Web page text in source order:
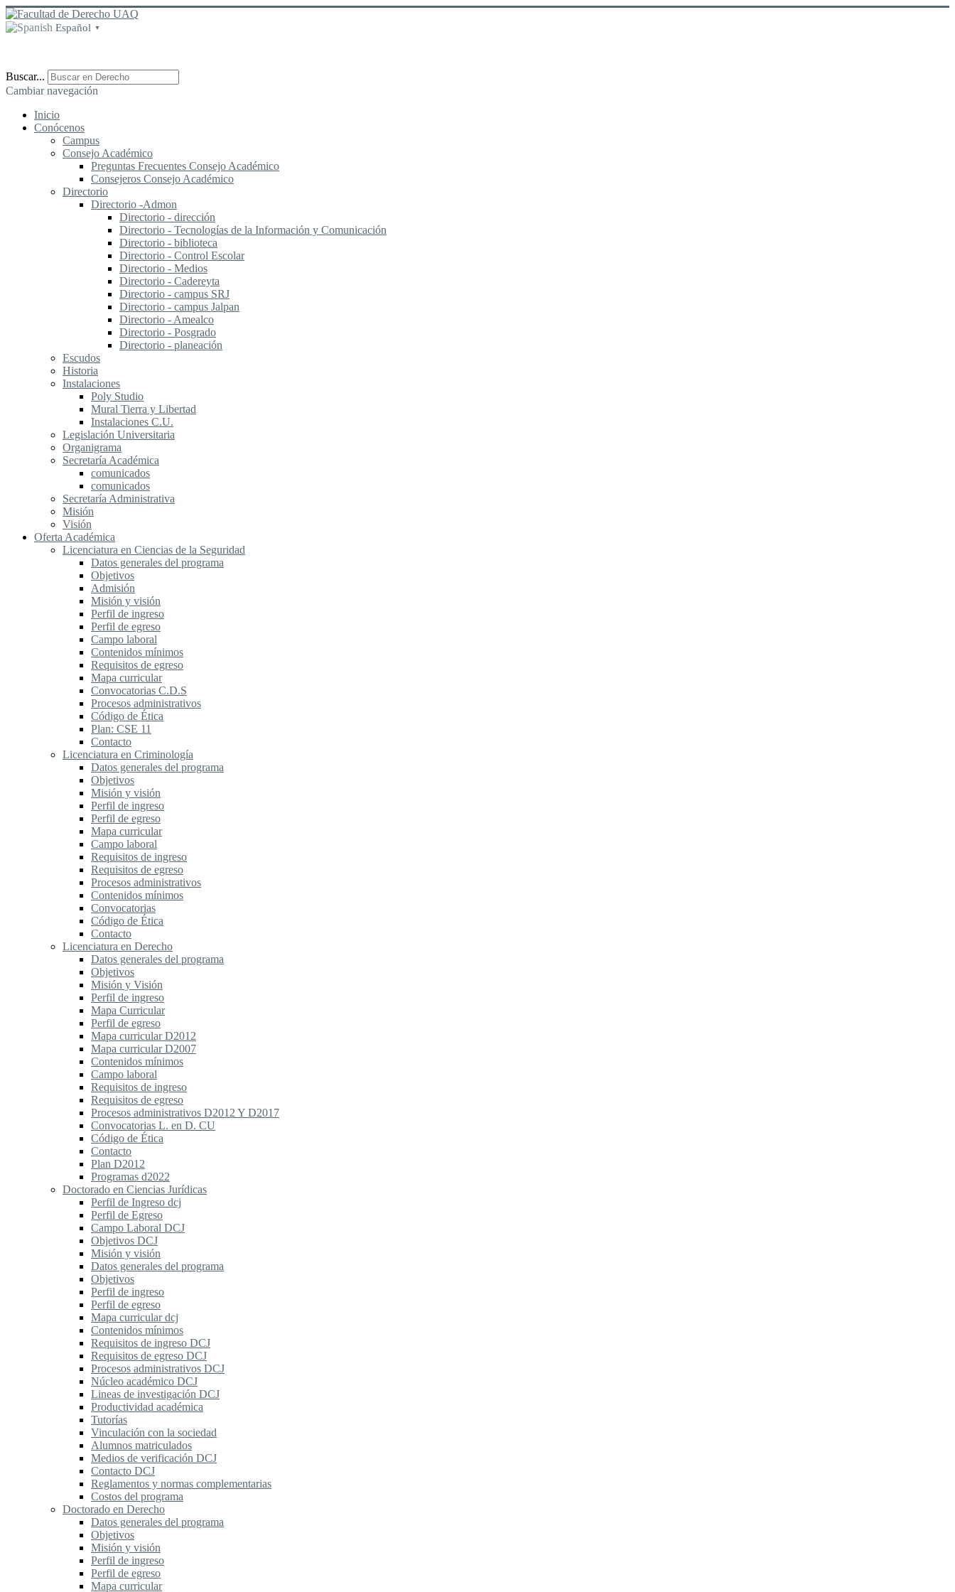
Español ▼
Buscar...
Cambiar navegación
Inicio
Conócenos
Campus
Consejo Académico
Preguntas Frecuentes Consejo Académico
Consejeros Consejo Académico
Directorio
Directorio -Admon
Directorio - dirección
Directorio - Tecnologías de la Información y Comunicación
Directorio - biblioteca
Directorio - Control Escolar
Directorio - Medios
Directorio - Cadereyta
Directorio - campus SRJ
Directorio - campus Jalpan
Directorio - Amealco
Directorio - Posgrado
Directorio - planeación
Escudos
Historia
Instalaciones
Poly Studio
Mural Tierra y Libertad
Instalaciones C.U.
Legislación Universitaria
Organigrama
Secretaría Académica
comunicados
comunicados
Secretaría Administrativa
Misión
Visión
Oferta Académica
Licenciatura en Ciencias de la Seguridad
Datos generales del programa
Objetivos
Admisión
Misión y visión
Perfil de ingreso
Perfil de egreso
Campo laboral
Contenidos mínimos
Requisitos de egreso
Mapa curricular
Convocatorias C.D.S
Procesos administrativos
Código de Ética
Plan: CSE 11
Contacto
Licenciatura en Criminología
Datos generales del programa
Objetivos
Misión y visión
Perfil de ingreso
Perfil de egreso
Mapa curricular
Campo laboral
Requisitos de ingreso
Requisitos de egreso
Procesos administrativos
Contenidos mínimos
Convocatorias
Código de Ética
Contacto
Licenciatura en Derecho
Datos generales del programa
Objetivos
Misión y Visión
Perfil de ingreso
Mapa Curricular
Perfil de egreso
Mapa curricular D2012
Mapa curricular D2007
Contenidos mínimos
Campo laboral
Requisitos de ingreso
Requisitos de egreso
Procesos administrativos D2012 Y D2017
Convocatorias L. en D. CU
Código de Ética
Contacto
Plan D2012
Programas d2022
Doctorado en Ciencias Jurídicas
Perfil de Ingreso dcj
Perfil de Egreso
Campo Laboral DCJ
Objetivos DCJ
Misión y visión
Datos generales del programa
Objetivos
Perfil de ingreso
Perfil de egreso
Mapa curricular dcj
Contenidos mínimos
Requisitos de ingreso DCJ
Requisitos de egreso DCJ
Procesos administrativos DCJ
Núcleo académico DCJ
Lineas de investigación DCJ
Productividad académica
Tutorías
Vinculación con la sociedad
Alumnos matriculados
Medios de verificación DCJ
Contacto DCJ
Reglamentos y normas complementarias
Costos del programa
Doctorado en Derecho
Datos generales del programa
Objetivos
Misión y visión
Perfil de ingreso
Perfil de egreso
Mapa curricular